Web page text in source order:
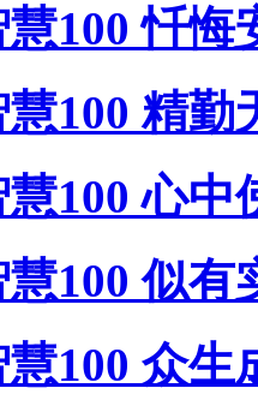
100 忏悔
100 精勤
100 心中
100 似有
100 众生